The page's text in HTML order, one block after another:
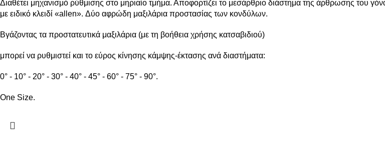
Διαθέτει μηχανισμό ρύθμισης στο μηριαίο τμήμα. Αποφορτίζει το μεσάρθριο διάστημα της άρθρωσης του
με ειδικό κλειδί «allen». Δύο αφρώδη μαξιλάρια προστασίας των κονδύλων.
Βγάζοντας τα προστατευτικά μαξιλάρια (με τη βοήθεια χρήσης κατσαβιδιού)
μπορεί να ρυθμιστεί και το εύρος κίνησης κάμψης-έκτασης ανά διαστήματα:
0° - 10° - 20° - 30° - 40° - 45° - 60° - 75° - 90°.
One Size.